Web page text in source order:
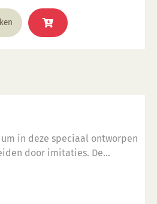
Elke pen wordt geleverd met
schoon te maken.
kunt u extra dunne, fijne
in deze speciaal ontworpen
door imitaties. De
hebben deze tool ontworpen